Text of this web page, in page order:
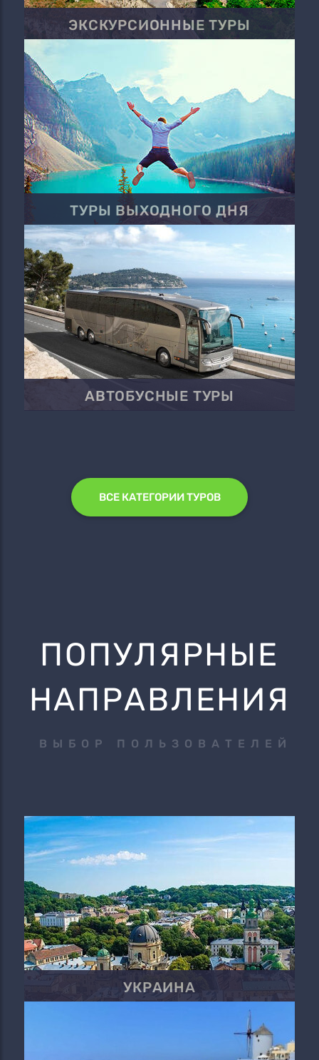
ЭКСКУРСИОННЫЕ ТУРЫ
ТУРЫ ВЫХОДНОГО ДНЯ
АВТОБУСНЫЕ ТУРЫ
ВСЕ КАТЕГОРИИ ТУРОВ
ПОПУЛЯРНЫЕ
НАПРАВЛЕНИЯ
ВЫБОР ПОЛЬЗОВАТЕЛЕЙ
УКРАИНА